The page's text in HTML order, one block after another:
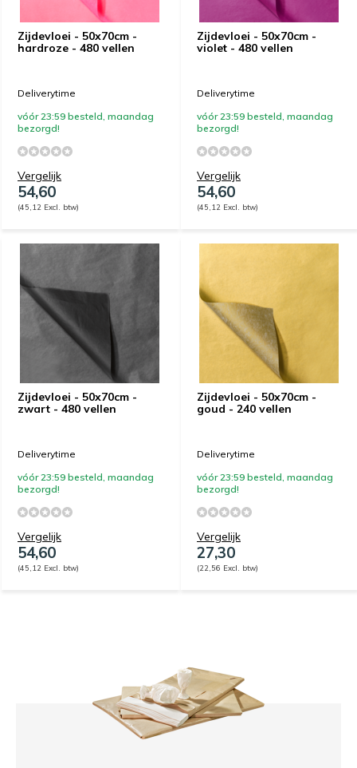
Zijdevloei - 50x70cm -
hardroze - 480 vellen
Deliverytime
vóór 23:59 besteld, maandag
bezorgd!
Vergelijk
54,60
(45,12 Excl. btw)
Zijdevloei - 50x70cm -
violet - 480 vellen
Deliverytime
vóór 23:59 besteld, maandag
bezorgd!
Vergelijk
54,60
(45,12 Excl. btw)
Zijdevloei - 50x70cm -
zwart - 480 vellen
Deliverytime
vóór 23:59 besteld, maandag
bezorgd!
Vergelijk
54,60
(45,12 Excl. btw)
Zijdevloei - 50x70cm -
goud - 240 vellen
Deliverytime
vóór 23:59 besteld, maandag
bezorgd!
Vergelijk
27,30
(22,56 Excl. btw)